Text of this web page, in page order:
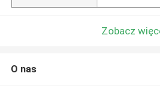
Zobacz
O nas